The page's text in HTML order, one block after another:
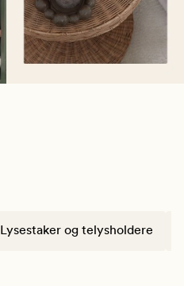
Lysestaker og telysholdere